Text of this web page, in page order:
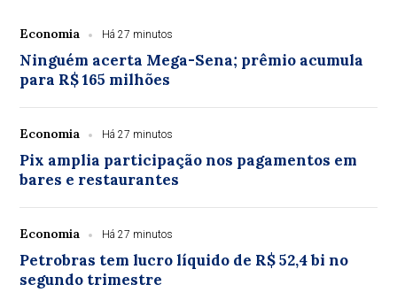
Economia Há 27 minutos
Ninguém acerta Mega-Sena; prêmio acumula
para R$ 165 milhões
Economia Há 27 minutos
Pix amplia participação nos pagamentos em
bares e restaurantes
Economia Há 27 minutos
Petrobras tem lucro líquido de R$ 52,4 bi no
segundo trimestre